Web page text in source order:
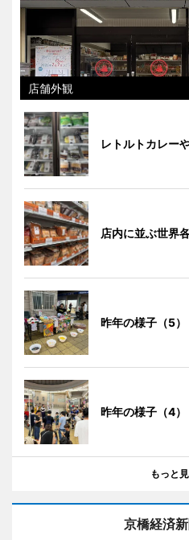
店舗外観
レトルトカレー
店内に並ぶ世界
昨年の様子（5）
昨年の様子（4）
もっと
京橋経済